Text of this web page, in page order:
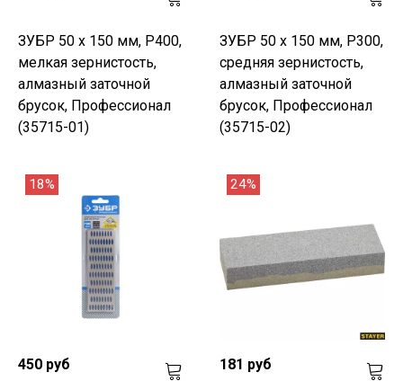
ЗУБР 50 х 150 мм, Р400,
мелкая зернистость,
алмазный заточной
брусок, Профессионал
(35715-01)
ЗУБР 50 х 150 мм, Р300,
средняя зернистость,
алмазный заточной
брусок, Профессионал
(35715-02)
18%
450 руб
24%
181 руб